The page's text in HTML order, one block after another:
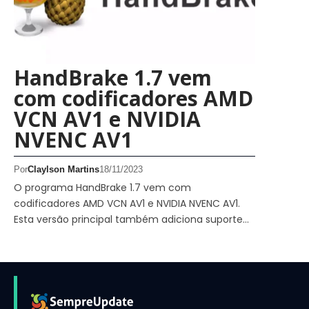
HandBrake 1.7 vem
com codificadores AMD
VCN AV1 e NVIDIA
NVENC AV1
PorClaylson Martins18/11/2023
O programa HandBrake 1.7 vem com
codificadores AMD VCN AV1 e NVIDIA NVENC AV1.
Esta versão principal também adiciona suporte…